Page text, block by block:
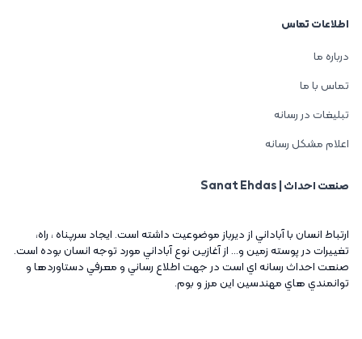
اطلاعات تماس
درباره ما
تماس با ما
تبلیغات در رسانه
اعلام مشکل رسانه
صنعت احداث | Sanat Ehdas
ارتباط انسان با آباداني از ديرباز موضوعيت داشته است. ايجاد سرپناه ، راه،
تغييرات در پوسته زمين و... از آغازين نوع آباداني مورد توجه انسان بوده است.
صنعت احداث رسانه اي است در جهت اطلاع رساني و معرفي دستاوردها و
توانمندي هاي مهندسين اين مرز و بوم.